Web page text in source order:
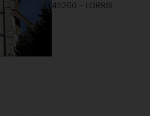
45260 - LORRIS